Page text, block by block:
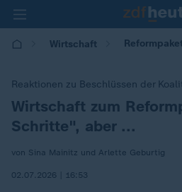
Wirtschaft
Reaktionen zu Beschlüssen der
:
Wirtschaft zum
Schritte", aber ...
von Sina Mainitz und Arlette Geburtig
02.07.2026 | 16:53